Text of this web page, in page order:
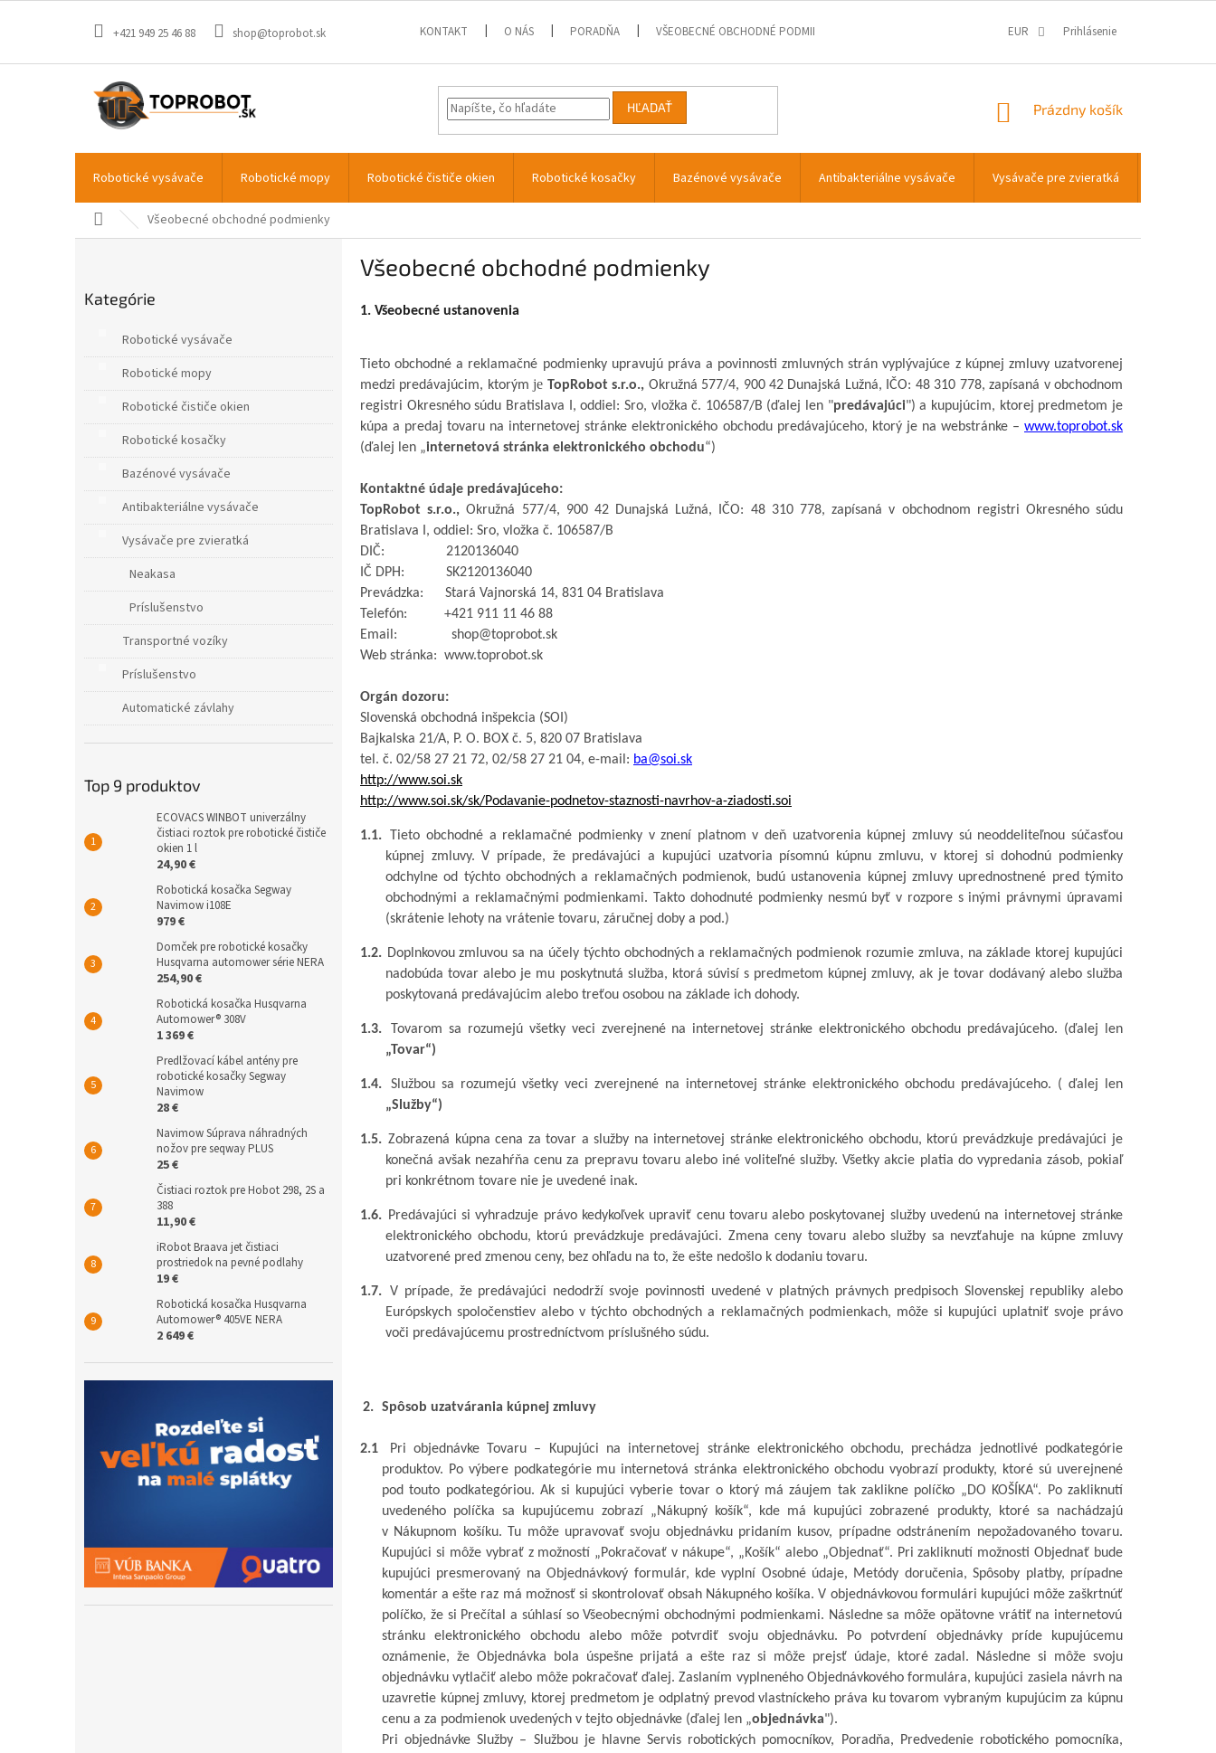
+421 949 25 46 88 shop@toprobot.sk KONTAKT O NÁS PORADŇA VŠEOBECNÉ OBCHODNÉ PODMIENKY OCHRANA OSOBNÝCH ÚDAJOV INFORMÁCIE O COOKIES
EUR Prihlásenie
HĽADAŤ
NÁKUPNÝ
Prázdny košík
Robotické vysávače Robotické mopy Robotické čističe okien Robotické kosačky Bazénové vysávače Antibakteriálne vysávače Vysávače pre zvieratká
DomovVšeobecné obchodné podmienky
n
kategórie
Kategórie
Robotické vysávače
Robotické mopy
Robotické čističe okien
Robotické kosačky
Bazénové vysávače
Antibakteriálne vysávače
Vysávače pre zvieratká
Neakasa
Príslušenstvo
Transportné vozíky
Príslušenstvo
Automatické závlahy
Top 9 produktov
ECOVACS WINBOT univerzálny
čistiaci roztok pre robotické čističe
okien 1 l
24,90 €
Robotická kosačka Segway
Navimow i108E
979 €
Domček pre robotické kosačky
Husqvarna automower série NERA
254,90 €
Robotická kosačka Husqvarna
Automower® 308V
1 369 €
Predlžovací kábel antény pre
robotické kosačky Segway
Navimow
28 €
Navimow Súprava náhradných
nožov pre seqway PLUS
25 €
Čistiaci roztok pre Hobot 298, 2S a
388
11,90 €
iRobot Braava jet čistiaci
prostriedok na pevné podlahy
19 €
Robotická kosačka Husqvarna
Automower® 405VE NERA
2 649 €
Všeobecné obchodné podmienky
1. Všeobecné ustanovenia
Tieto obchodné a reklamačné podmienky upravujú práva a povinnosti zmluvných strán vyplývajúce z kúpnej zmluvy uzatvorenej
medzi predávajúcim, ktorýmje TopRobot s.r.o., Okružná 577/4, 900 42 Dunajská Lužná, IČO: 48 310 778, zapísaná v obchodnom
registri Okresného súdu Bratislava I, oddiel: Sro, vložka č. 106587/B (ďalej len "predávajúci") a kupujúcim, ktorej predmetom je
kúpa a predaj tovaru na internetovej stránke elektronického obchodu predávajúceho, ktorý je na webstránke – www.toprobot.sk
(ďalej len „internetová stránka elektronického obchodu“)
Kontaktné údaje predávajúceho:
TopRobot s.r.o.,Okružná 577/4, 900 42 Dunajská Lužná, IČO: 48 310 778, zapísaná v obchodnom registri Okresného súdu
Bratislava I, oddiel: Sro, vložka č. 106587/B
DIČ:
2120136040
IČ DPH:
SK2120136040
Prevádzka:
Stará Vajnorská 14, 831 04 Bratislava
Telefón:
+421 911 11 46 88
Email:
shop@toprobot.sk
Web stránka: www.toprobot.sk
Orgán dozoru:
Slovenská obchodná inšpekcia (SOI)
Bajkalska 21/A, P. O. BOX č. 5, 820 07 Bratislava
tel. č. 02/58 27 21 72, 02/58 27 21 04, e-mail: ba@soi.sk
http://www.soi.sk
http://www.soi.sk/sk/Podavanie-podnetov-staznosti-navrhov-a-ziadosti.soi
1.1.
Tieto obchodné a reklamačné podmienky v znení platnom v deň uzatvorenia kúpnej zmluvy sú neoddeliteľnou súčasťou
kúpnej zmluvy. V prípade, že predávajúci a kupujúci uzatvoria písomnú kúpnu zmluvu, v ktorej si dohodnú podmienky
odchylne od týchto obchodných a reklamačných podmienok, budú ustanovenia kúpnej zmluvy uprednostnené pred týmito
obchodnými a reklamačnými podmienkami.
Takto dohodnuté podmienky nesmú byť v rozpore s inými právnymi úpravami
(skrátenie lehoty na vrátenie tovaru, záručnej doby a pod.)
1.2. Doplnkovou zmluvou sa na účely týchto obchodných a reklamačných podmienok rozumie zmluva, na základe ktorej kupujúci
nadobúda tovar alebo je mu poskytnutá služba, ktorá súvisí s predmetom kúpnej zmluvy, ak je tovar dodávaný alebo služba
poskytovaná predávajúcim alebo treťou osobou na základe ich dohody.
1.3. Tovarom sa rozumejú všetky veci zverejnené na internetovej stránke elektronického obchodu predávajúceho. (ďalej len
„Tovar“)
1.4. Službou sa rozumejú všetky veci zverejnené na internetovej stránke elektronického obchodu predávajúceho. ( ďalej len
„Služby“)
1.5. Zobrazená kúpna cena za tovar a služby na internetovej stránke elektronického obchodu, ktorú prevádzkuje predávajúci je
konečnáavšak nezahŕňa cenu za prepravu tovaru alebo iné voliteľné služby. Všetky akcie platia do vypredania zásob, pokiaľ
pri konkrétnom tovare nie je uvedené inak.
1.6. Predávajúci si vyhradzuje právo kedykoľvek upraviť cenu tovarualebo poskytovanej službyuvedenú na internetovej stránke
elektronického obchodu, ktorú prevádzkuje predávajúci. Zmena ceny tovaru alebo služby sa nevzťahuje na kúpne zmluvy
uzatvorené pred zmenou ceny, bez ohľadu na to, že ešte nedošlo k dodaniu tovaru.
1.7. V prípade, že predávajúci nedodrží svoje povinnosti uvedené v platných právnych predpisoch Slovenskej republiky alebo
Európskych spoločenstiev alebo v týchto obchodných a reklamačných podmienkach, môže si kupujúci uplatniť svoje právo
voči predávajúcemu prostredníctvom príslušného súdu.
Spôsob uzatvárania kúpnej zmluvy
2.1 Pri objednávke Tovaru – Kupujúci na internetovej stránke elektronického obchodu, prechádza jednotlivé podkategórie
produktov. Po výbere podkategórie mu internetová stránka elektronického obchodu vyobrazí produkty, ktoré sú uverejnené
pod touto podkategóriou.Ak si kupujúci vyberie tovar o ktorý má záujem tak zaklikne políčko „DO KOŠÍKA“. Po zakliknutí
uvedeného políčka sa kupujúcemu zobrazí „Nákupný košík“, kde má kupujúci zobrazené produkty, ktoré sa nachádzajú
v Nákupnom košíku. Tu môže upravovať svoju objednávku pridaním kusov, prípadne odstránením nepožadovaného tovaru.
Kupujúci si môže vybrať z možností „Pokračovať v nákupe“, „Košík“ alebo „Objednať“. Pri zakliknutí možnosti Objednať bude
kupujúci presmerovaný na Objednávkový formulár, kde vyplní Osobné údaje, Metódy doručenia, Spôsoby platby, prípadne
komentár a ešte raz má možnosť si skontrolovať obsah Nákupného košíka. V objednávkovou formulári kupujúci môže zaškrtnúť
políčko, že si Prečítal a súhlasí so Všeobecnými obchodnými podmienkami. Následne sa môže opätovne vrátiť na internetovú
stránku elektronického obchodu alebo môže potvrdiť svoju objednávku. Po potvrdení objednávky príde kupujúcemu
oznámenie, že Objednávka bola úspešne prijatá a ešte raz si môže prejsť údaje, ktoré zadal. Následne si môže svoju
objednávku vytlačiť alebo môže pokračovať ďalej. Zaslaním vyplneného Objednávkového formulára, kupujúci zasiela návrh na
uzavretie kúpnej zmluvy, ktorej predmetom je odplatný prevod vlastníckeho práva ku tovarom vybraným kupujúcim za kúpnu
cenu a za podmienok uvedených v tejto objednávke (ďalej len „objednávka").
Pri objednávke Služby – Službou je hlavne Servis robotických pomocníkov, Poradňa, Predvedenie robotického pomocníka,